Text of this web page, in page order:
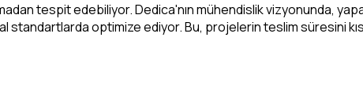
tespit edebiliyor. Dedica'nın mühendislik vizyonunda,
standartlarda optimize ediyor. Bu, projelerin teslim süresini